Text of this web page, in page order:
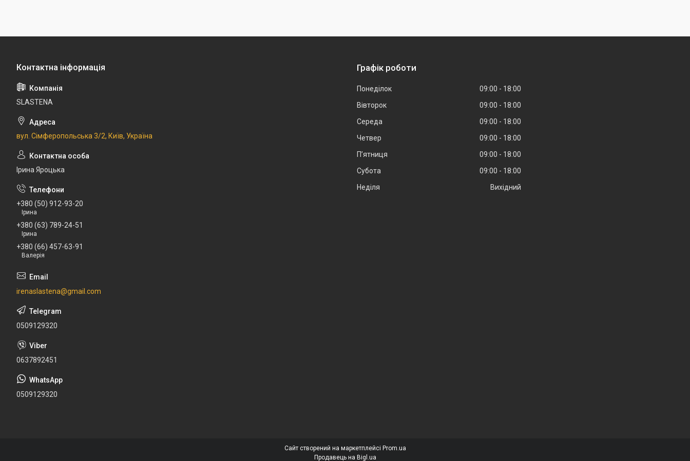
SLASTENA
вул. Сімферопольська 3/2, Київ, Україна
Ірина Яроцька
+380 (50) 912-93-20
Ірина
+380 (63) 789-24-51
Ірина
+380 (66) 457-63-91
Валерія
irenaslastena@gmail.com
0509129320
0637892451
0509129320
Графік роботи
Понеділок 09:00
18:00
Вівторок
09:00
18:00
Середа
09:00
18:00
Четвер
09:00
18:00
Пʼятниця
09:00
18:00
Субота
09:00
18:00
Неділя
Вихідний
Сайт створений на маркетплейсі Prom.ua
Продавець на Bigl.ua